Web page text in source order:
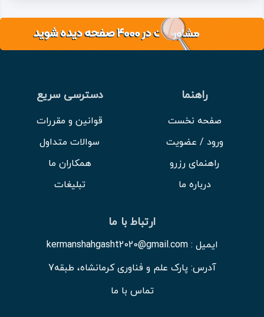
راهنما
صفحه نخست
ورود / عضویت
راهنمای رزرو
درباره ما
دسترسی سریع
قوانین و مقررات
سوالات متداول
همکاران ما
تبلیغات
ارتباط با ما
ایمیل : kermanshahgasht2020@gmail.com
آدرس: پارک علم و فناوری کرمانشاه، طبقه7
تماس با ما